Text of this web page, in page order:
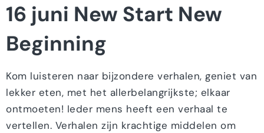
16 juni New Start New
Beginning
Kom luisteren naar bijzondere verhalen, geniet van
lekker eten, met het allerbelangrijkste; elkaar
ontmoeten! Ieder mens heeft een verhaal te
vertellen. Verhalen zijn krachtige middelen om